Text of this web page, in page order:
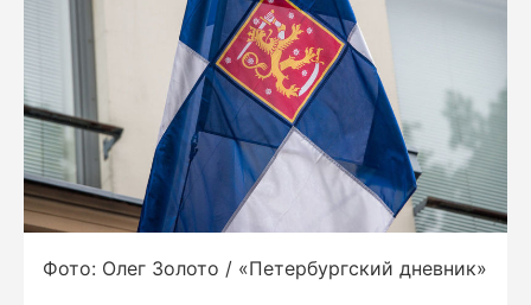
Фото: Олег Золото / «Петербургский дневник»